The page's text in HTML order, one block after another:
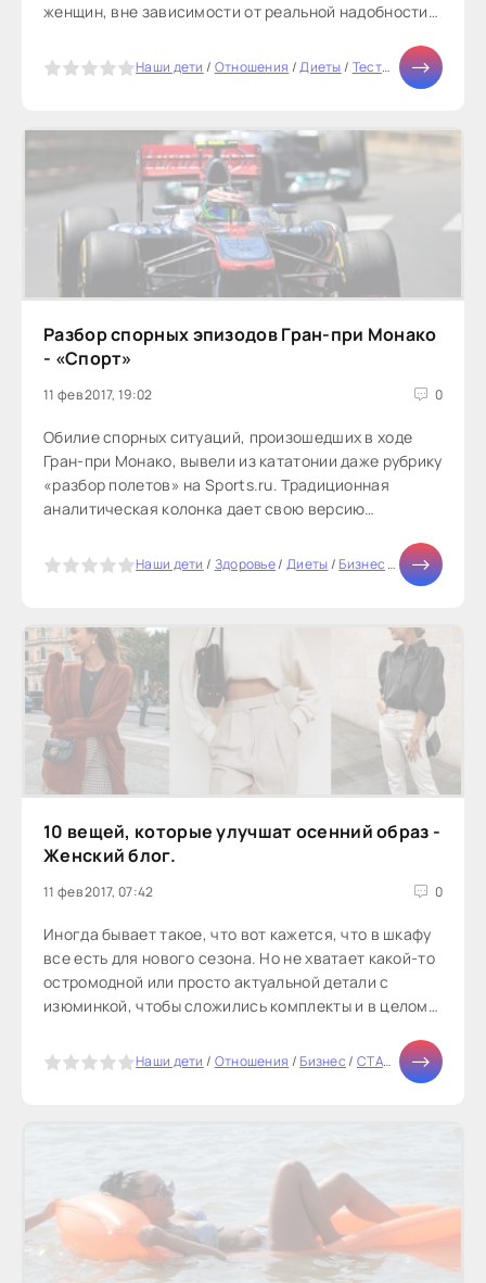
женщин, вне зависимости от реальной надобности,
Наши дети / Отношения /Диеты/ Тесты онлайн /
Разбор спорных эпизодов Гран-при Монако
- «Спорт»
11 фев 2017, 19:02 0
Обилие спорных ситуаций, произошедших в ходе
Гран-при Монако, вывели из кататонии даже рубрику
«разбор полетов» на Sports.ru. Традиционная
аналитическая колонка дает свою версию
Наши дети / Здоровье/ Диеты/Бизнес Отношения
10 вещей, которые улучшат осенний образ -
Женский блог.
11 фев 2017, 07:42 0
Иногда бывает такое, что вот кажется, что в шкафу
все есть для нового сезона. Но не хватает какой-то
остромодной или просто актуальной детали с
изюминкой, чтобы сложились комплекты и в целом
Наши дети / Отношения /Бизнес/ СТАТЬИ /Мода